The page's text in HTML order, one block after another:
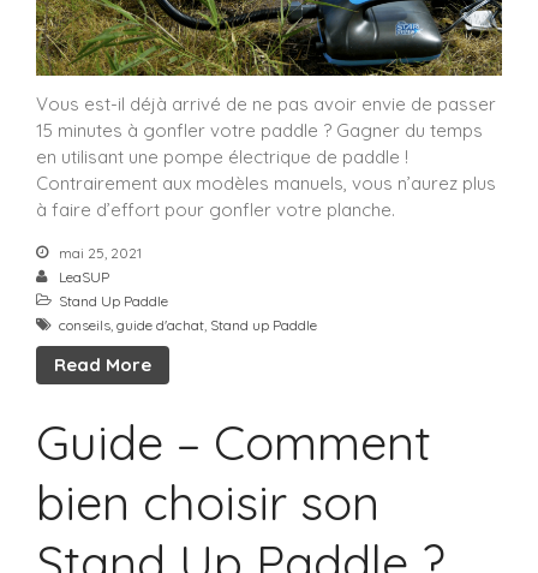
Vous est-il déjà arrivé de ne pas avoir envie de passer
15 minutes à gonfler votre paddle ? Gagner du temps
en utilisant une pompe électrique de paddle !
Contrairement aux modèles manuels, vous n’aurez plus
à faire d’effort pour gonfler votre planche.
mai 25, 2021
LeaSUP
Stand Up Paddle
conseils, guide d'achat, Stand up Paddle
Read More
Guide – Comment
bien choisir son